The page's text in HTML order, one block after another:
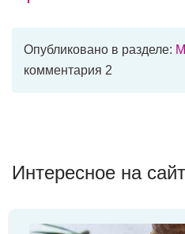
Опубликовано в разделе:
комментария 2
Интересное на